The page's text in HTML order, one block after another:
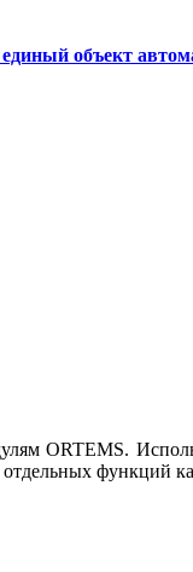
объект
ORTEMS.
функций